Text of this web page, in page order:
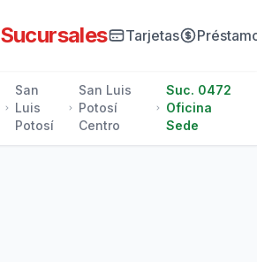
Sucursales Tarjetas
San
Luis
Potosí
San Luis
Potosí
Centro
Suc. 0472
Oficina
Sede